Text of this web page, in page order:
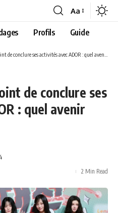
Aa
Profils Guide
conclure ses activités avec ADOR : quel avenir pour le groupe ?
de conclure ses
: quel avenir
2 Min Read